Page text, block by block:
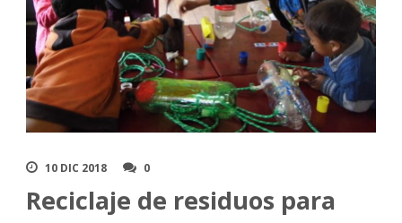
10 DIC 2018 0
Reciclaje de residuos para